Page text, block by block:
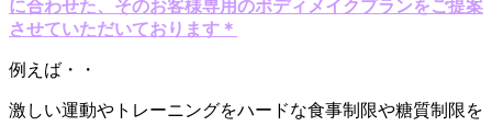
に合わせた、そのお客様専用のボディメイクプランをご提案
させていただいております＊
例えば・・
激しい運動やトレーニングをハードな食事制限や糖質制限を